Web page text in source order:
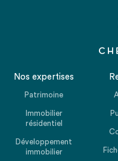
Nos expertises
Patrimoine
Immobilier
résidentiel
Développement
immobilier